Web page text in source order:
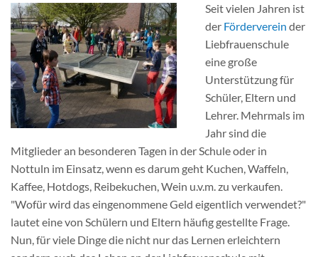
Seit vielen Jahren ist
der Förderverein der
Liebfrauenschule
eine große
Unterstützung für
Schüler, Eltern und
Lehrer. Mehrmals im
Jahr sind die
Mitglieder an besonderen Tagen in der Schule oder in
Nottuln im Einsatz, wenn es darum geht Kuchen, Waffeln,
Kaffee, Hotdogs, Reibekuchen, Wein u.v.m. zu verkaufen.
"Wofür wird das eingenommene Geld eigentlich verwendet?"
lautet eine von Schülern und Eltern häufig gestellte Frage.
Nun, für viele Dinge die nicht nur das Lernen erleichtern